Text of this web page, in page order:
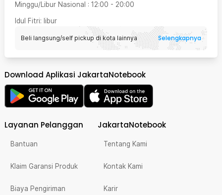
Minggu/Libur Nasional : 12:00 - 20:00
Idul Fitri: libur
Beli langsung/self pickup di kota lainnya Selengkapnya
Download Aplikasi JakartaNotebook
Layanan Pelanggan
Bantuan
Klaim Garansi Produk
Biaya Pengiriman
JakartaNotebook
Tentang Kami
Kontak Kami
Karir